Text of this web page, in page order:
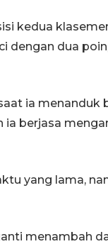
kedua
dengan dua
ia menanduk
ia berjasa
yang lama,
menambah